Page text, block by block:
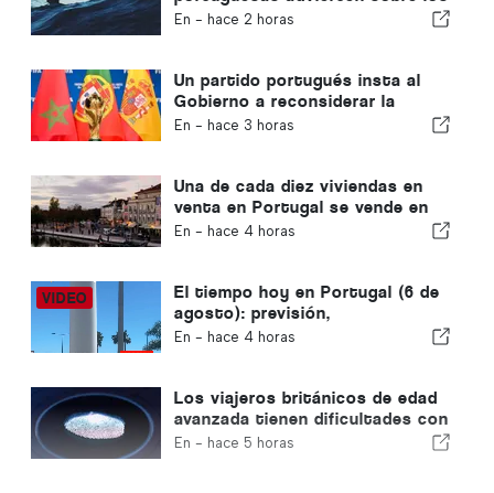
peligros del ahogamiento
En - hace 2 horas
Un partido portugués insta al
Gobierno a reconsiderar la
candidatura de Marruecos para
En - hace 3 horas
Una de cada diez viviendas en
venta en Portugal se vende en
menos de una semana
En - hace 4 horas
El tiempo hoy en Portugal (6 de
agosto): previsión,
temperaturas y qué se puede
En - hace 4 horas
Los viajeros británicos de edad
avanzada tienen dificultades con
los nuevos controles de huellas
En - hace 5 horas